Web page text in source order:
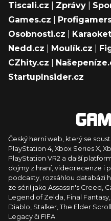
Tiscali.cz Zprávy
Games.cz
Osobnosti.cz
Nedd.cz
Moulík.cz
CZhity.cz
StartupInsider.cz
Český herní web, který se
PlayStation 4, Xbox Series X,
PlayStation VR2 a další
dojmy z hraní, videorecenze i
podcasty, rozsáhlou databázi
ze sérií jako Assassin's Creed,
Legend of Zelda, Final
Diablo, Stalker, The Elder
Legacy či FIFA.